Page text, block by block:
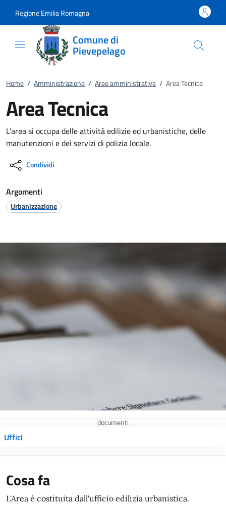
Regione Emilia Romagna
Comune di
Pievepelago
Home / Amministrazione / Aree amministrative / Area Tecnica
Area Tecnica
L'area si occupa delle attività edilizie ed urbanistiche, delle
manutenzioni e dei servizi di polizia locale.
Condividi
Argomenti
Urbanizzazione
documenti
Uffici
Cosa fa
L'Area è costituita dall'ufficio edilizia urbanistica.